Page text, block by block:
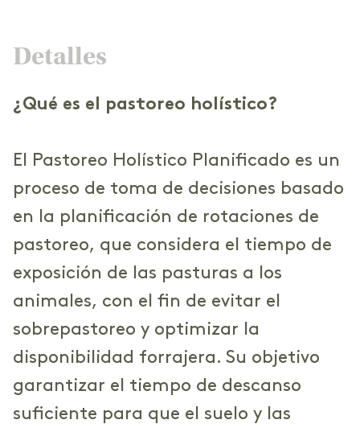
Detalles
¿Qué es el pastoreo holístico?
El Pastoreo Holístico Planificado es un
proceso de toma de decisiones basado
en la planificación de rotaciones de
pastoreo, que considera el tiempo de
exposición de las pasturas a los
animales, con el fin de evitar el
sobrepastoreo y optimizar la
disponibilidad forrajera. Su objetivo
garantizar el tiempo de descanso
suficiente para que el suelo y las